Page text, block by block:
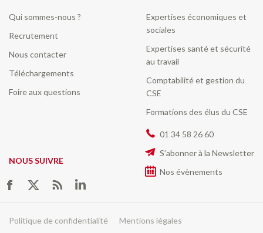
Qui sommes-nous ?
Recrutement
Nous contacter
Téléchargements
Foire aux questions
Expertises économiques et
sociales
Expertises santé et sécurité
au travail
Comptabilité et gestion du
CSE
Formations des élus du CSE
NOUS SUIVRE
nous sur :
FacebookTwitterRSS LinkedIn
01 34 58 26 60
S’abonner à la Newsletter
Nos évènements
Politique de confidentialité Mentions légales